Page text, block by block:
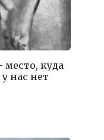
куда
нас нет